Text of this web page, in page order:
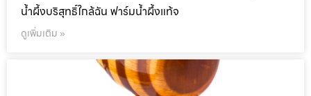
น้ำผึ้งบริสุทธิ์ใกล้ฉัน ฟาร์มน้ำผึ้งแท้จ
ดูเพิ่มเติม »